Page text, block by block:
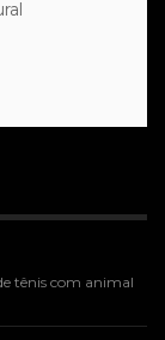
tênis com animal